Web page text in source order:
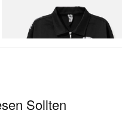
Billionaire Boys Club X Initial D Cotton
Jetzt einkaufen
Sollten